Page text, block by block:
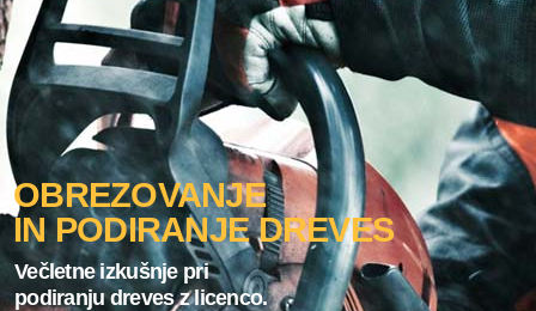
OBREZOVANJE
IN PODIRANJE DREVES
Večletne izkušnje pri
podiranju dreves z licenco.